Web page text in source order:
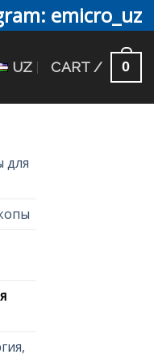
emicro_uz
UZ CART / 0
для